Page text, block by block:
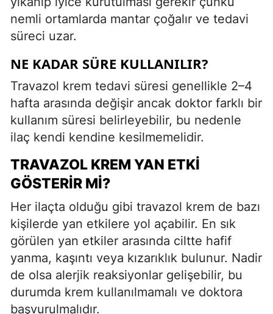
nemli ortamlarda mantar çoğalır ve tedavi
süreci uzar.
NE KADAR SÜRE KULLANILIR?
Travazol krem tedavi süresi genellikle 2–4
hafta arasında değişir ancak doktor farklı bir
kullanım süresi belirleyebilir, bu nedenle
ilaç kendi kendine kesilmemelidir.
TRAVAZOL KREM YAN ETKI
GÖSTERIR MI?
Her ilaçta olduğu gibi travazol krem de bazı
kişilerde yan etkilere yol açabilir. En sık
görülen yan etkiler arasında ciltte hafif
yanma, kaşıntı veya kızarıklık bulunur. Nadir
de olsa alerjik reaksiyonlar gelişebilir, bu
durumda krem kullanılmamalı ve doktora
başvurulmalıdır.